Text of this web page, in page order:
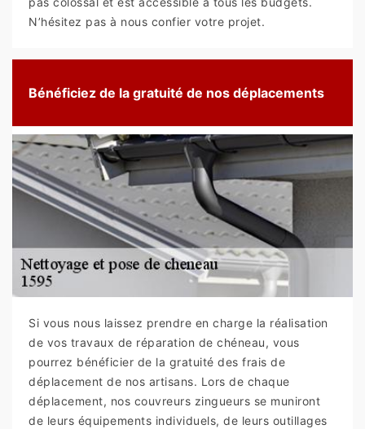
N’hésitez pas à nous confier votre projet.
Bénéficiez de la gratuité de nos déplacements
Si vous nous laissez prendre en charge la réalisation
de vos travaux de réparation de chéneau, vous
pourrez bénéficier de la gratuité des frais de
déplacement de nos artisans. Lors de chaque
déplacement, nos couvreurs zingueurs se muniront
de leurs équipements individuels, de leurs outillages